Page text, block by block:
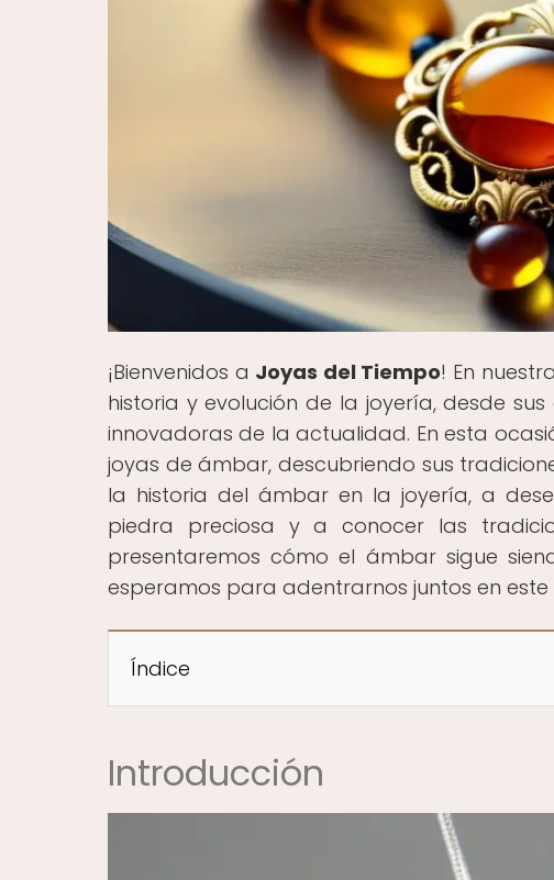
¡Bienvenidos a Joyas del Tiempo! En
historia y evolución de la joyería, desde
innovadoras de la actualidad. En esta
joyas de ámbar, descubriendo sus
la historia del ámbar en la joyería, a
piedra preciosa y a conocer las
presentaremos cómo el ámbar sigue
esperamos para adentrarnos juntos en
Índice
Introducción